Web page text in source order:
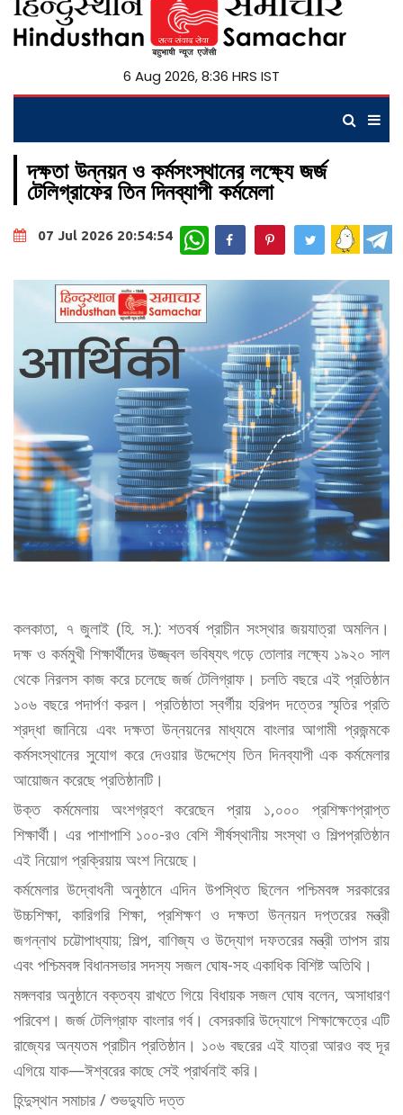
6 Aug 2026, 8:36 HRS IST
দক্ষতা উন্নয়ন ও কর্মসংস্থানের লক্ষ্যে জর্জ
টেলিগ্রাফের তিন দিনব্যাপী কর্মমেলা
07 Jul 2026 20:54:54 WhatsApp
কলকাতা, ৭ জুলাই (হি. স.): শতবর্ষ প্রাচীন সংস্থার জয়যাত্রা অমলিন।
দক্ষ ও কর্মমুখী শিক্ষার্থীদের উজ্জ্বল ভবিষ্যৎ গড়ে তোলার লক্ষ্যে ১৯২০ সাল
থেকে নিরলস কাজ করে চলেছে জর্জ টেলিগ্রাফ। চলতি বছরে এই প্রতিষ্ঠান
১০৬ বছরে পদার্পণ করল। প্রতিষ্ঠাতা স্বর্গীয় হরিপদ দত্তের স্মৃতির প্রতি
শ্রদ্ধা জানিয়ে এবং দক্ষতা উন্নয়নের মাধ্যমে বাংলার আগামী প্রজন্মকে
কর্মসংস্থানের সুযোগ করে দেওয়ার উদ্দেশ্যে তিন দিনব্যাপী এক কর্মমেলার
আয়োজন করেছে প্রতিষ্ঠানটি।
উক্ত কর্মমেলায় অংশগ্রহণ করেছেন প্রায় ১,০০০ প্রশিক্ষণপ্রাপ্ত
শিক্ষার্থী। এর পাশাপাশি ১০০-রও বেশি শীর্ষস্থানীয় সংস্থা ও শিল্পপ্রতিষ্ঠান
এই নিয়োগ প্রক্রিয়ায় অংশ নিয়েছে।
কর্মমেলার উদ্বোধনী অনুষ্ঠানে এদিন উপস্থিত ছিলেন পশ্চিমবঙ্গ সরকারের
উচ্চশিক্ষা, কারিগরি শিক্ষা, প্রশিক্ষণ ও দক্ষতা উন্নয়ন দপ্তরের মন্ত্রী
জগন্নাথ চট্টোপাধ্যায়; শিল্প, বাণিজ্য ও উদ্যোগ দফতরের মন্ত্রী তাপস রায়
এবং পশ্চিমবঙ্গ বিধানসভার সদস্য সজল ঘোষ-সহ একাধিক বিশিষ্ট অতিথি।
মঙ্গলবার অনুষ্ঠানে বক্তব্য রাখতে গিয়ে বিধায়ক সজল ঘোষ বলেন, অসাধারণ
পরিবেশ। জর্জ টেলিগ্রাফ বাংলার গর্ব। বেসরকারি উদ্যোগে শিক্ষাক্ষেত্রে এটি
রাজ্যের অন্যতম প্রাচীন প্রতিষ্ঠান। ১০৬ বছরের এই যাত্রা আরও বহু দূর
এগিয়ে যাক—ঈশ্বরের কাছে সেই প্রার্থনাই করি।
হিন্দুস্থান সমাচার / শুভদ্যুতি দত্ত